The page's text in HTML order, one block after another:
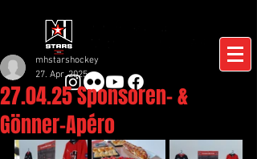
27.04.25 Sponsoren- &
Gönner-Apéro
mhstarshockey
27. Apr. 2025